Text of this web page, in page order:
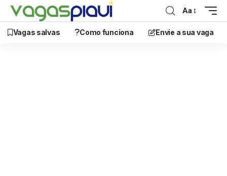
Aa
Vagas salvas Como funciona Envie a sua vaga